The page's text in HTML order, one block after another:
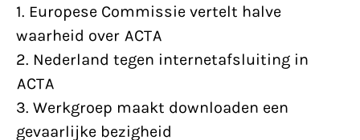
1. Europese Commissie vertelt halve
waarheid over ACTA
2. Nederland tegen internetafsluiting in
ACTA
3. Werkgroep maakt downloaden een
gevaarlijke bezigheid